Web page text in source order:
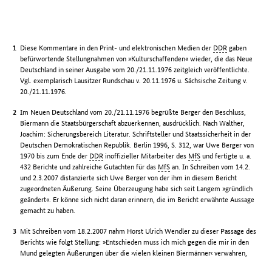
Diese Kommentare in den Print- und elektronischen Medien der DDR gaben
befürwortende Stellungnahmen von »Kulturschaffenden« wieder, die das Neue
Deutschland in seiner Ausgabe vom 20./21.11.1976 zeitgleich veröffentlichte.
Vgl. exemplarisch Lausitzer Rundschau v. 20.11.1976 u. Sächsische Zeitung v.
20./21.11.1976.
Im Neuen Deutschland vom 20./21.11.1976 begrüßte Berger den Beschluss,
Biermann die Staatsbürgerschaft abzuerkennen, ausdrücklich. Nach Walther,
Joachim: Sicherungsbereich Literatur. Schriftsteller und Staatssicherheit in der
Deutschen Demokratischen Republik. Berlin 1996, S. 312, war Uwe Berger von
1970 bis zum Ende der DDR inoffizieller Mitarbeiter des MfS und fertigte u. a.
432 Berichte und zahlreiche Gutachten für das MfS an. In Schreiben vom 14.2.
und 2.3.2007 distanzierte sich Uwe Berger von der ihm in diesem Bericht
zugeordneten Äußerung. Seine Überzeugung habe sich seit Langem »gründlich
geändert«. Er könne sich nicht daran erinnern, die im Bericht erwähnte Aussage
gemacht zu haben.
Mit Schreiben vom 18.2.2007 nahm Horst Ulrich Wendler zu dieser Passage des
Berichts wie folgt Stellung: »Entschieden muss ich mich gegen die mir in den
Mund gelegten Äußerungen über die ›vielen kleinen Biermänner‹ verwahren,